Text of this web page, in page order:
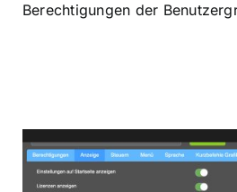
Berechtigungen der